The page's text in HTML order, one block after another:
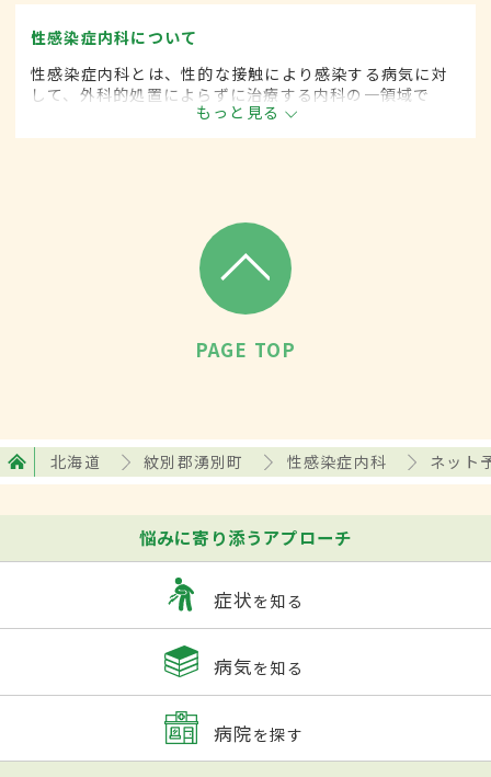
性感染症内科について
性感染症内科とは、性的な接触により感染する病気に対
して、外科的処置によらずに治療する内科の一領域で
す。平成20年4月の制度改正前は、性感染症科と呼ばれ
ていました。
もっと見る
PAGE TOP
北海道 紋別郡湧別町 性感染症内科 ネット
悩みに寄り添うアプローチ
症状を知る
病気を知る
病院を探す